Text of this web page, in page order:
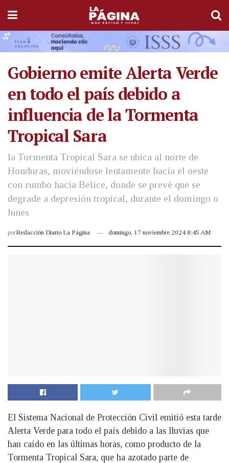
Gobierno emite Alerta Verde
en todo el país debido a
influencia de la Tormenta
Tropical Sara
la Tormenta Tropical Sara se ubica al norte de
Honduras, moviéndose lentamente hacia el oeste
con rumbo hacia Belice, donde se prevé que se
degrade a depresión tropical, durante el domingo o
lunes
porRedacción Diario La Página domingo, 17 noviembre 2024 8:45 AM
El Sistema Nacional de Protección Civil emitió esta tarde
Alerta Verde para todo el país debido a las lluvias que
han caído en las últimas horas, como producto de la
Tormenta Tropical Sara, que ha azotado parte de